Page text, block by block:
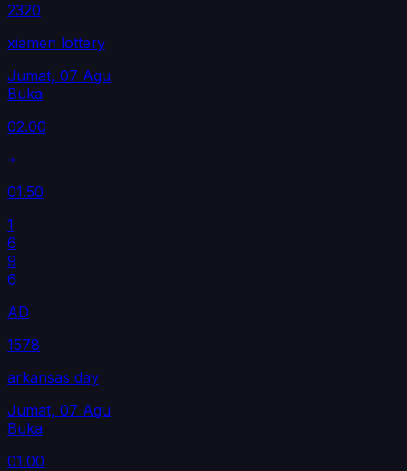
2320
xiamen lottery
Jumat, 07 Agu
Buka
02.00
01.50
1
6
9
6
AD
1578
arkansas day
Jumat, 07 Agu
Buka
01.00